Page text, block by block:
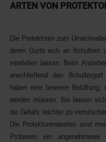
ARTEN VON
Die Protektoren zum
deren Gurte sich an Schultern
verstellen lassen. Beim
anschließend den
haben eine bessere Belüftung,
werden müssen. Sie lassen sich
die Gefahr, leichter zu
Die Protektorenwesten sind
Probieren ein angenehmeres